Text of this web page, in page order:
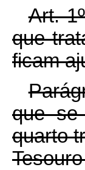
Art.
que
ficam
que se
quarto